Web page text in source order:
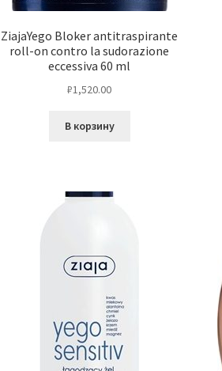
ZiajaYego Bloker antitraspirante
roll-on contro la sudorazione
eccessiva 60 ml
₽1,520.00
В корзину